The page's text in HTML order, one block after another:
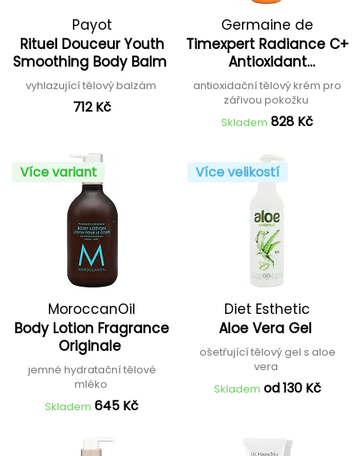
Payot
Rituel Douceur Youth
Smoothing Body Balm
vyhlazující tělový balzám
712 Kč
Germaine de
Capuccini
Timexpert Radiance C+
Antioxidant
Illuminating Body
Cream
antioxidační tělový krém pro
zářivou pokožku
Skladem 828 Kč
Více variant
MoroccanOil
Body Lotion Fragrance
Originale
jemné hydratační tělové
mléko
Skladem 645 Kč
Více velikostí
Diet Esthetic
Aloe Vera Gel
ošetřující tělový gel s aloe
vera
Skladem od 130 Kč